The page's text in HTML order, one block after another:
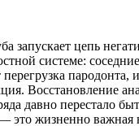
запускает цепь
системе:
пародонта,
Восстановление
давно перестало
— это жизненно важная